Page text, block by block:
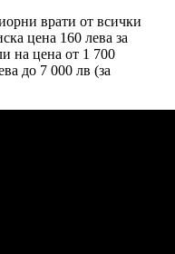
врати от всички
цена 160 лева за
на цена от 1 700
до 7 000 лв (за